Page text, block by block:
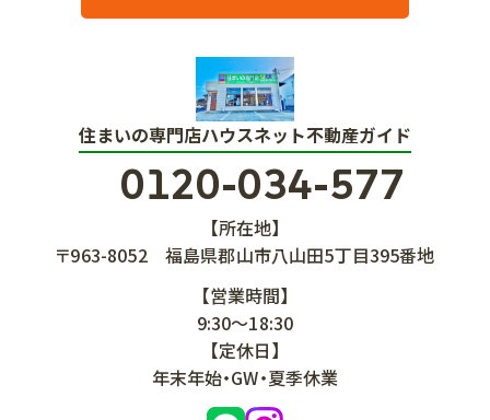
住まいの専門店ハウスネット不動産ガイド
0120-034-577
【所在地】
〒963-8052
福島県郡山市八山田5丁目395番地
【営業時間】
9:30～18:30
【定休日】
年末年始・GW・夏季休業